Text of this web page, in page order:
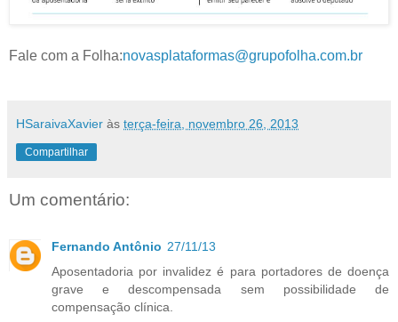
Fale com a Folha:novasplataformas@grupofolha.com.br
HSaraivaXavier às terça-feira, novembro 26, 2013
Compartilhar
Um comentário:
Fernando Antônio 27/11/13
Aposentadoria por invalidez é para portadores de doença
grave e descompensada sem possibilidade de
compensação clínica.